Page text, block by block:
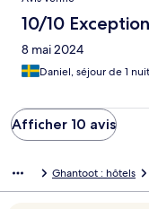
10/10
8 mai 2024
Daniel, séjour de 1 nuit
Afficher 10 avis
Ghantoot : hôtels